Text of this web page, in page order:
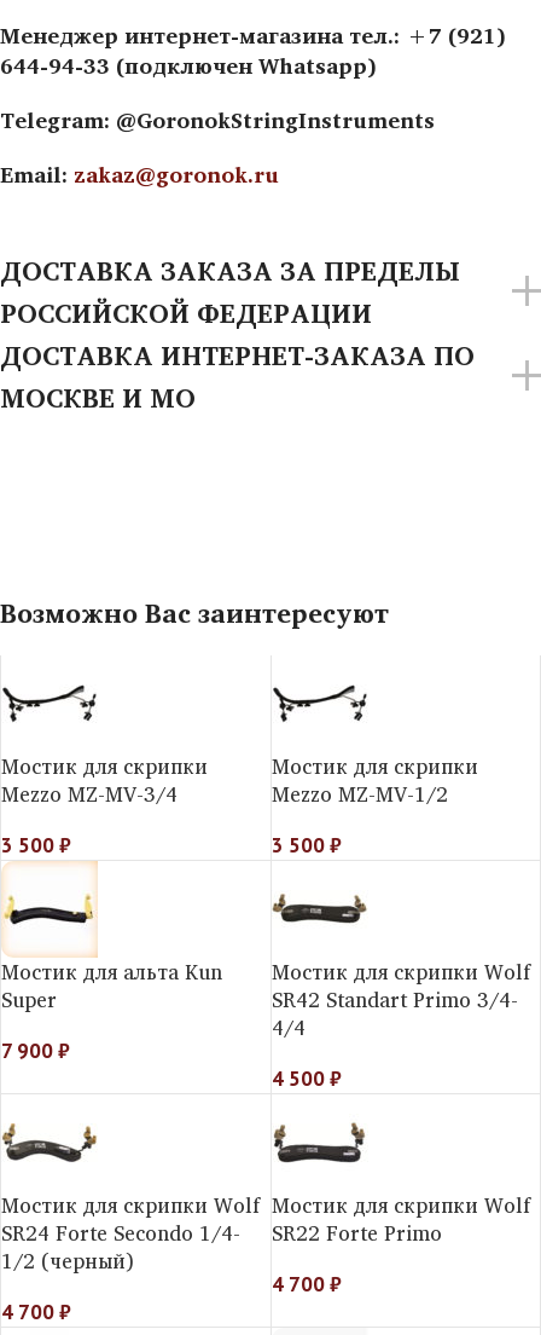
Менеджер интернет-магазина тел.: +7 (921)
644-94-33 (подключен Whatsapp)
Telegram: @GoronokStringInstruments
Email: zakaz@goronok.ru
ДОСТАВКА ЗАКАЗА ЗА ПРЕДЕЛЫ
РОССИЙСКОЙ ФЕДЕРАЦИИ
ДОСТАВКА ИНТЕРНЕТ-ЗАКАЗА ПО
МОСКВЕ И МО
Возможно Вас заинтересуют
Мостик для скрипки
Mezzo MZ-MV-3/4
3 500₽
Мостик для скрипки
Mezzo MZ-MV-1/2
3 500₽
Мостик для альта Kun
Super
7 900₽
Мостик для скрипки Wolf
SR42 Standart Primo 3/4-
4/4
4 500₽
Мостик для скрипки Wolf
SR24 Forte Secondo 1/4-
1/2 (черный)
4 700₽
Мостик для скрипки Wolf
SR22 Forte Primo
4 700₽